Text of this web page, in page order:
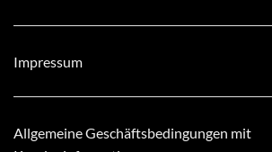
Impressum
Allgemeine Geschäftsbedingungen mit